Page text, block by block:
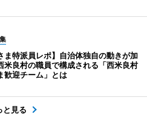
ま特派員レポ】自治体独自の動きが加
米良村の職員で構成される「西米良村
歓迎チーム」とは
と見る